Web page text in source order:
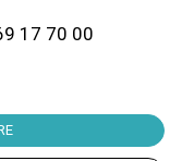
17 70 00